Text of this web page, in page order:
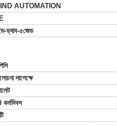
AUTOMATION
ড্যাব-৫জেড
সাপেক্ষে